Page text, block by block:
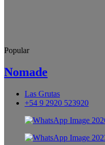
Popular
Nomade
Las Grutas
+54 9 2920 523920